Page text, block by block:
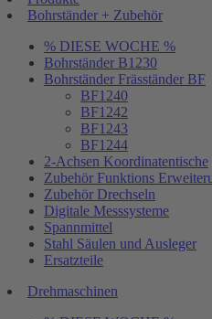
Bohrständer + Zubehör
% DIESE WOCHE %
Bohrständer B1230
Bohrständer Fräsständer BF
BF1240
BF1242
BF1243
BF1244
2-Achsen Koordinatentische
Zubehör Funktions
Zubehör Drechseln
Digitale Messsysteme
Spannmittel
Stahl Säulen und Ausleger
Ersatzteile
Drehmaschinen